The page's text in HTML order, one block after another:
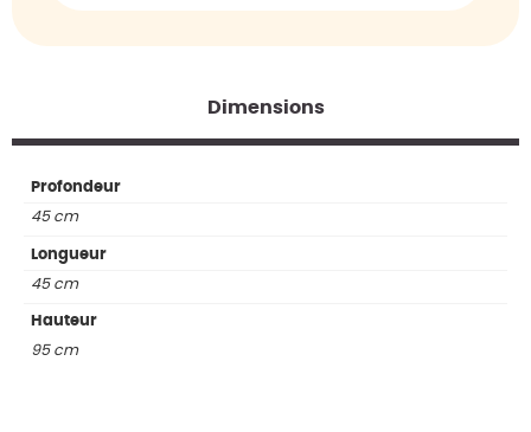
Dimensions
Profondeur
45 cm
Longueur
45 cm
Hauteur
95 cm